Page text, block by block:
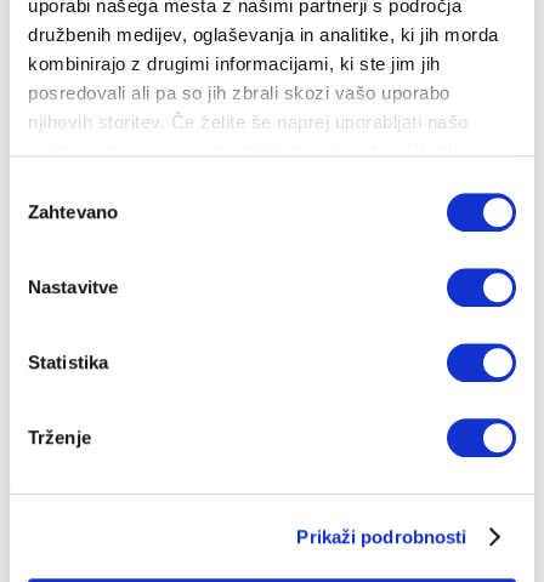
uporabi našega mesta z našimi partnerji s področja
družbenih medijev, oglaševanja in analitike, ki jih morda
kombinirajo z drugimi informacijami, ki ste jim jih
posredovali ali pa so jih zbrali skozi vašo uporabo
njihovih storitev. Če želite še naprej uporabljati našo
soglasja
Zahtevano
Nastavitve
Statistika
Trženje
Prikaži podrobnosti
29. 11. 2019
Strošek ogrevanjaNepričakovani stroški Energija
Če imamo v stanovanju mlačne ali hladne radiatorje je treba najprej
preveriti, ali je v nj...